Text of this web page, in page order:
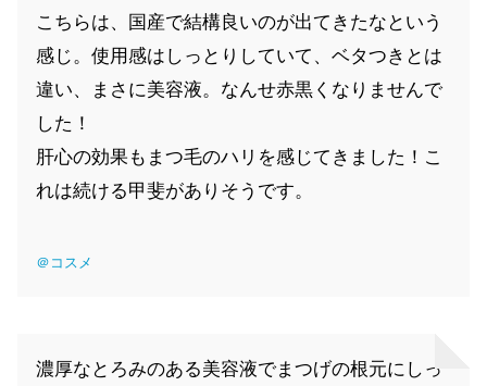
こちらは、国産で結構良いのが出てきたなという
感じ。使用感はしっとりしていて、ベタつきとは
違い、まさに美容液。なんせ赤黒くなりませんで
した！
肝心の効果もまつ毛のハリを感じてきました！こ
れは続ける甲斐がありそうです。
＠コスメ
濃厚なとろみのある美容液でまつげの根元にしっ